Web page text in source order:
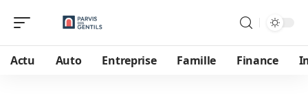
Actu Auto Entreprise Famille Finance